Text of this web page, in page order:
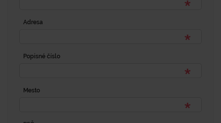
Adresa
Popisné číslo
Mesto